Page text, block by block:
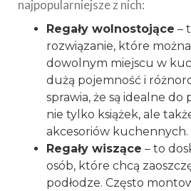
najpopularniejsze z nich:
Regały wolnostojące –
rozwiązanie, które
dowolnym miejscu w
dużą pojemność i
sprawia, że są idealne
nie tylko książek, ale
akcesoriów kuchennych.
Regały wiszące – to
osób, które chcą
podłodze. Często